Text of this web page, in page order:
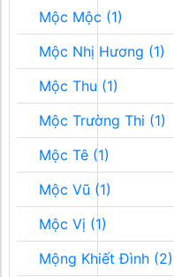
Mộc Mộc (1)
Mộc Nhị Hương (1)
Mộc Thu (1)
Mộc Trường Thi (1)
Mộc Tê (1)
Mộc Vũ (1)
Mộc Vị (1)
Mộng Khiết Đình (2)